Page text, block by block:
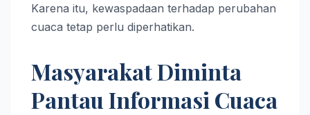
Karena itu, kewaspadaan terhadap perubahan
cuaca tetap perlu diperhatikan.
Masyarakat Diminta
Pantau Informasi Cuaca